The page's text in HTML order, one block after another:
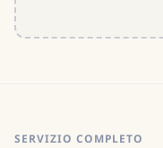
SERVIZIO COMPLETO